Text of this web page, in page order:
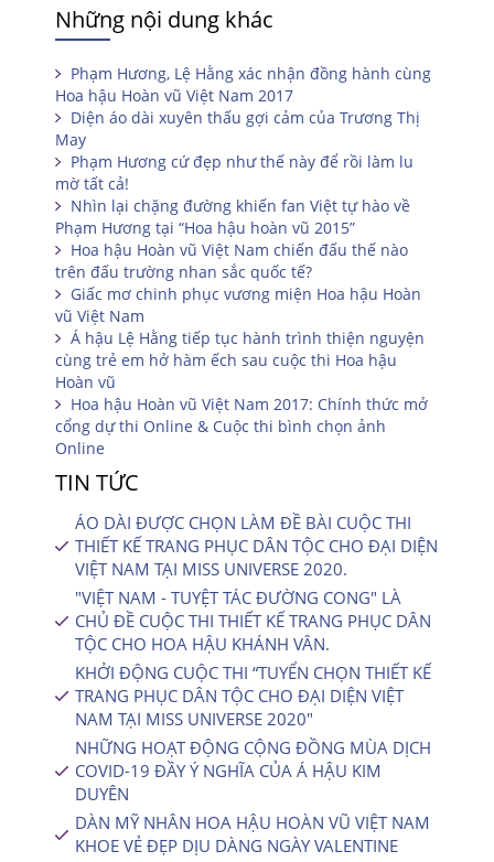
Những nội dung khác
Phạm Hương, Lệ Hằng xác nhận đồng hành cùng
Hoa hậu Hoàn vũ Việt Nam 2017
Diện áo dài xuyên thấu gợi cảm của Trương Thị
May
Phạm Hương cứ đẹp như thế này để rồi làm lu
mờ tất cả!
Nhìn lại chặng đường khiến fan Việt tự hào về
Phạm Hương tại “Hoa hậu hoàn vũ 2015”
Hoa hậu Hoàn vũ Việt Nam chiến đấu thế nào
trên đấu trường nhan sắc quốc tế?
Giấc mơ chinh phục vương miện Hoa hậu Hoàn
vũ Việt Nam
Á hậu Lệ Hằng tiếp tục hành trình thiện nguyện
cùng trẻ em hở hàm ếch sau cuộc thi Hoa hậu
Hoàn vũ
Hoa hậu Hoàn vũ Việt Nam 2017: Chính thức mở
cổng dự thi Online & Cuộc thi bình chọn ảnh
Online
TIN TỨC
ÁO DÀI ĐƯỢC CHỌN LÀM ĐỀ BÀI CUỘC THI
THIẾT KẾ TRANG PHỤC DÂN TỘC CHO ĐẠI DIỆN
VIỆT NAM TẠI MISS UNIVERSE 2020.
"VIỆT NAM - TUYỆT TÁC ĐƯỜNG CONG" LÀ
CHỦ ĐỀ CUỘC THI THIẾT KẾ TRANG PHỤC DÂN
TỘC CHO HOA HẬU KHÁNH VÂN.
KHỞI ĐỘNG CUỘC THI “TUYỂN CHỌN THIẾT KẾ
TRANG PHỤC DÂN TỘC CHO ĐẠI DIỆN VIỆT
NAM TẠI MISS UNIVERSE 2020″
NHỮNG HOẠT ĐỘNG CỘNG ĐỒNG MÙA DỊCH
COVID-19 ĐẦY Ý NGHĨA CỦA Á HẬU KIM
DUYÊN
DÀN MỸ NHÂN HOA HẬU HOÀN VŨ VIỆT NAM
KHOE VẺ ĐẸP DỊU DÀNG NGÀY VALENTINE